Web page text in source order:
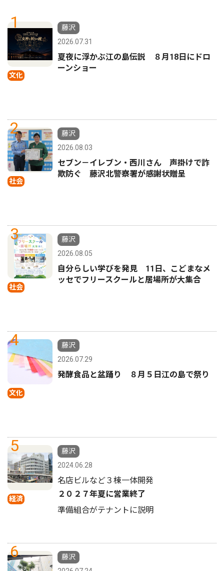
1
文化
藤沢
2026.07.31
夏夜に浮かぶ江の島伝説 ８月18日にドロ
ーンショー
2
社会
藤沢
2026.08.03
セブン－イレブン・西川さん 声掛けで詐
欺防ぐ 藤沢北警察署が感謝状贈呈
3
社会
藤沢
2026.08.05
自分らしい学びを発見 11日、こどまなメ
ッセでフリースクールと居場所が大集合
4
文化
藤沢
2026.07.29
発酵食品と盆踊り ８月５日江の島で祭り
5
経済
藤沢
2024.06.28
名店ビルなど３棟一体開発
２０２７年夏に営業終了
準備組合がテナントに説明
6
藤沢